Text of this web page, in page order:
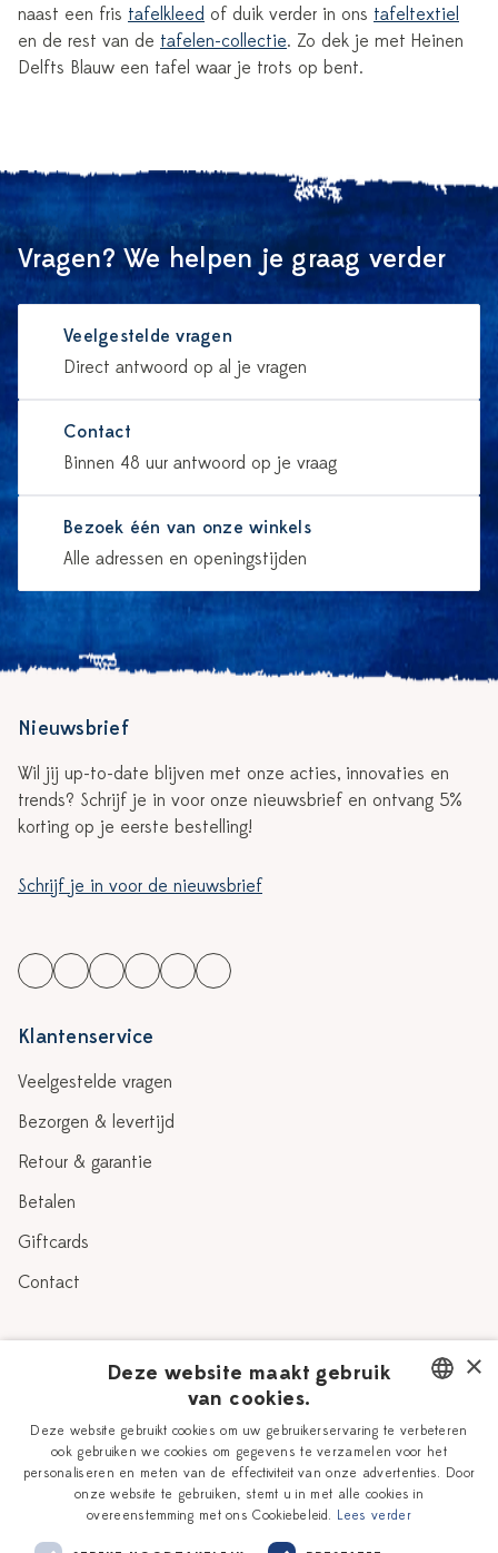
naast een fris tafelkleed of duik verder in ons tafeltextiel
en de rest van de tafelen-collectie. Zo dek je met Heinen
Delfts Blauw een tafel waar je trots op bent.
Vragen? We helpen je graag verder
Veelgestelde vragen
Direct antwoord op al je vragen
Contact
Binnen 48 uur antwoord op je vraag
Bezoek één van onze winkels
Alle adressen en openingstijden
Nieuwsbrief
Wil jij up-to-date blijven met onze acties, innovaties en
trends? Schrijf je in voor onze nieuwsbrief en ontvang 5%
korting op je eerste bestelling!
Schrijf je in voor de nieuwsbrief
Klantenservice
Veelgestelde vragen
Bezorgen & levertijd
Retour & garantie
Betalen
Giftcards
Contact
Verhaal
Onze plateelschilders
Delfts Blauw
Workshops
Vacatures
Zakelijk
DUTCH
ENGLISH
×
Deze website maakt gebruik
van cookies.
Deze website gebruikt cookies om uw gebruikerservaring te verbeteren
ook gebruiken we cookies om gegevens te verzamelen voor het
personaliseren en meten van de effectiviteit van onze advertenties. Door
onze website te gebruiken, stemt u in met alle cookies in
overeenstemming met ons Cookiebeleid. Lees verder